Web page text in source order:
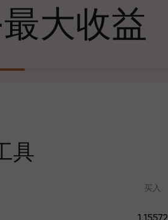
与纪律元素带入交易世界，
合作伙伴，激励客户实现雄
偿您的亏损，并保证6个月
大收益
具
买入
1.15572